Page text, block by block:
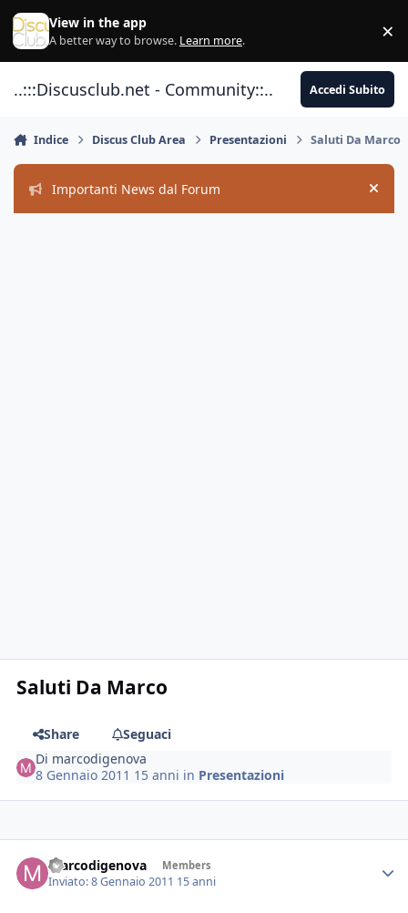
Vai al contenuto
View in the app
A better way to browse. Learn more. ×
..:::Discusclub.net - Community::.. Accedi Subito
Indice Discus Club Area Presentazioni Saluti Da Marco
Importanti News dal Forum Hide
Saluti Da Marco
Share
Seguaci
Di marcodigenova
8 Gennaio 2011 15 anni in Presentazioni
marcodigenova Members
Inviato:8 Gennaio 2011 15 anni